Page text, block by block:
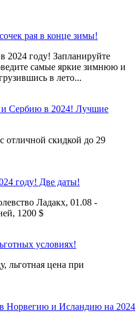
рая в конце зимы!
2024 году! Запланируйте
самые яркие зимнюю и
в лето...
Сербию в 2024! Лучшие
отличной скидкой до 29
году! Две даты!
Ладакх, 01.08 -
1200 $
условиях!
льготная цена при
Норвегию и Исландию на 2024